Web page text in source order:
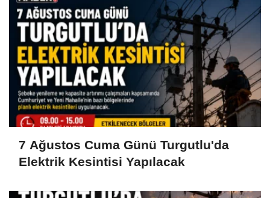
7 Ağustos Cuma Günü Turgutlu'da
Elektrik Kesintisi Yapılacak